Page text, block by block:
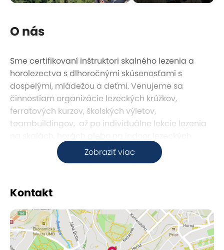
Zobraziť viac
O nás
Sme certifikovaní inštruktori skalného lezenia a
horolezectva s dlhoročnými skúsenosťami s
dospelými, mládežou a deťmi. Venujeme sa
činnostiam organizácie lezeckých krúžkov,
ferratových kurzov, školských výletov,
teambuildingov, až po individuálne lekcie lezenia
stenách. Našich ferratových kurzov sa zúčastnilo už
spokojných zákazníkov.
Čo sú to ferraty
Ferraty predstavujú jedinečný spôsob, ako zažiť
skvelé horské dobrodružstvo. Zabezpečené
horolezeckétrasy, vybavené oceľovými lanami,
Kontakt